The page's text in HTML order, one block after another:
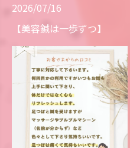
2026/07/16
【美容鍼は一歩ずつ】